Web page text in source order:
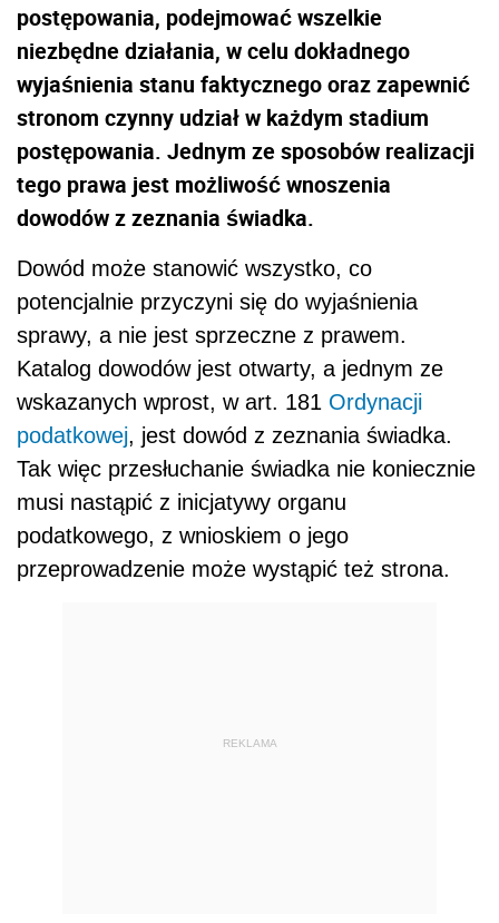
postępowania, podejmować wszelkie
niezbędne działania, w celu dokładnego
wyjaśnienia stanu faktycznego oraz zapewnić
stronom czynny udział w każdym stadium
postępowania. Jednym ze sposobów realizacji
tego prawa jest możliwość wnoszenia
dowodów z zeznania świadka.
Dowód może stanowić wszystko, co
potencjalnie przyczyni się do wyjaśnienia
sprawy, a nie jest sprzeczne z prawem.
Katalog dowodów jest otwarty, a jednym ze
wskazanych wprost, w art. 181 Ordynacji
podatkowej, jest dowód z zeznania świadka.
Tak więc przesłuchanie świadka nie koniecznie
musi nastąpić z inicjatywy organu
podatkowego, z wnioskiem o jego
przeprowadzenie może wystąpić też strona.
REKLAMA